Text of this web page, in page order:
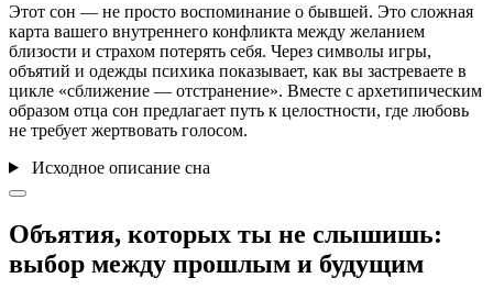
Этот сон — не просто воспоминание о бывшей. Это сложная
карта вашего внутреннего конфликта между желанием
близости и страхом потерять себя. Через символы игры,
объятий и одежды психика показывает, как вы застреваете в
цикле «сближение — отстранение». Вместе с архетипическим
образом отца сон предлагает путь к целостности, где любовь
не требует жертвовать голосом.
Исходное описание сна
Объятия, которых ты не слышишь:
выбор между прошлым и будущим